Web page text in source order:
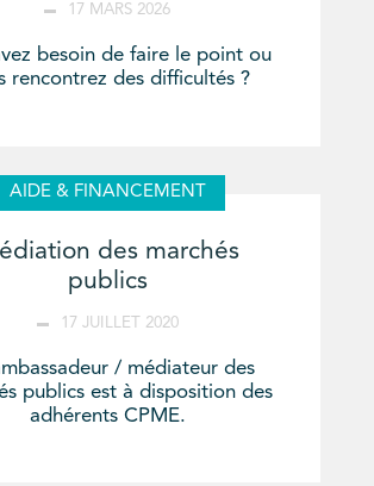
17 MARS 2026
besoin de faire le point ou
rencontrez des difficultés ?
AIDE & FINANCEMENT
des marchés
publics
17 JUILLET 2020
/ médiateur des
publics est à disposition des
adhérents CPME.